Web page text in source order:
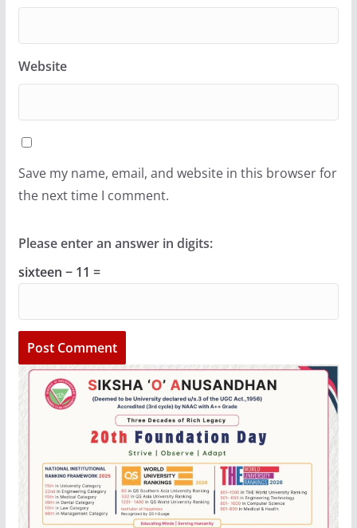
Website
Save my name, email, and website in this browser for
the next time I comment.
Please enter an answer in digits:
sixteen − 11 =